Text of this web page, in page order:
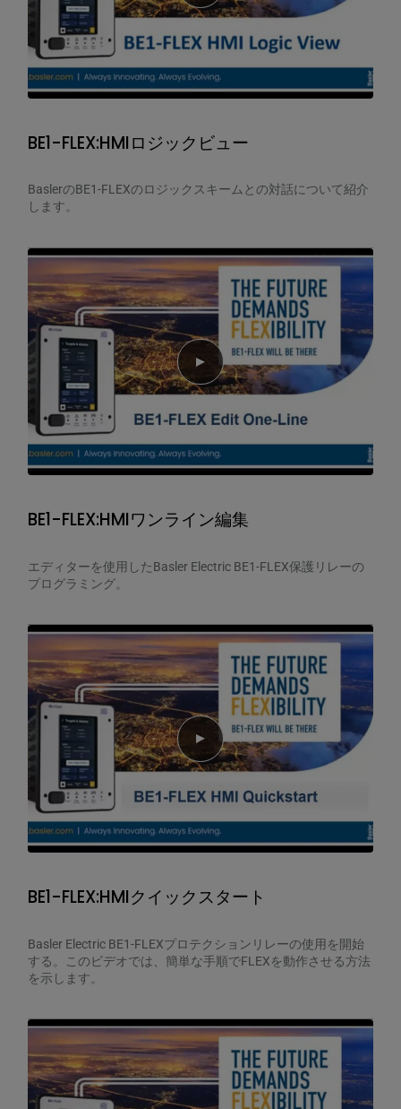
BE1-FLEX:HMIロジックビュー
BaslerのBE1-FLEXのロジックスキームとの対話について紹介
します。
Play video
BE1-FLEX:HMIワンライン編集
エディターを使用したBasler Electric BE1-FLEX保護リレーの
プログラミング。
Play video
BE1-FLEX:HMIクイックスタート
Basler Electric BE1-FLEXプロテクションリレーの使用を開始
する。このビデオでは、簡単な手順でFLEXを動作させる方法
を示します。